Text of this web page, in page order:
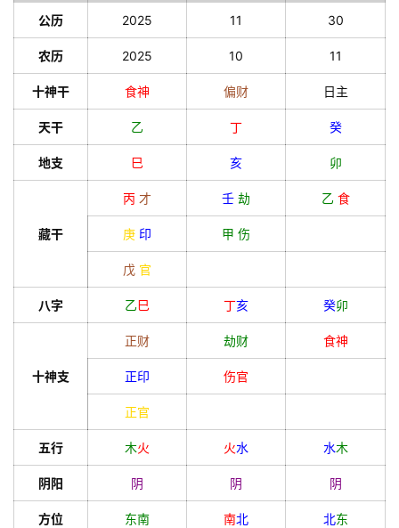
公历 2025 11 30
农历 2025 10 11
十神干 食神 偏财 日主
天干 乙 丁 癸
地支 巳 亥 卯
藏干
丙 才 壬 劫 乙 食
庚 印 甲 伤
戊 官
八字 乙巳 丁亥 癸卯
十神支
正财 劫财 食神
正印 伤官
正官
五行 木火 火水 水木
阴阳 阴 阴 阴
方位 东南 南北 北东